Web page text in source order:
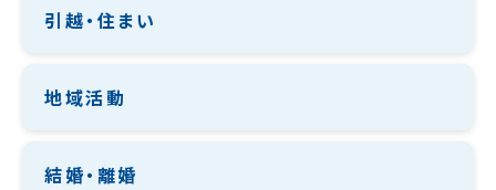
引越・住まい
地域活動
結婚・離婚